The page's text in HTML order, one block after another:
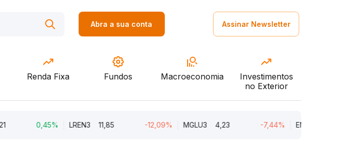
Abra a sua conta Assinar Newsletter
Renda Fixa Fundos Macroeconomia
Investimentos
no Exterior
0,45% LREN3 11,85 -12,09% MGLU3 4,23 -7,44% ENGI11